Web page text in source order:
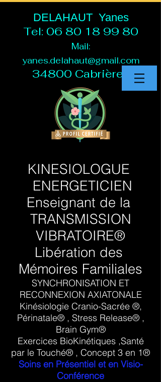
DELAHAUT Yanes
Tel: 06 80 18 99 80
Mail:
yanes.delahaut@gmail.com
34800 Cabrières
KINESIOLOGUE
ENERGETICIEN
Enseignant de la
TRANSMISSION
VIBRATOIRE®
Libération des
Mémoires Familiales
SYNCHRONISATION ET
RECONNEXION AXIATONALE
Kinésiologie Cranio-Sacrée ®,
Périnatale® , Stress Release® ,
Brain Gym®
Exercices BioKinétiques ,Santé
par le Touché® , Concept 3 en 1®
Soins en Présentiel et en Visio-
Conférence